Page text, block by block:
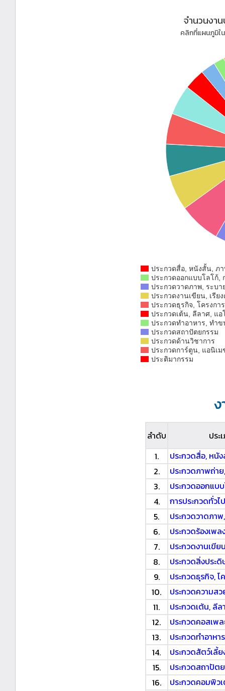
จำนวนงา
คลิกที่แผนภูมิใ
ประกวดสื่อ, หนังสั้น, ภ
ประกวดออกแบบโลโก้,
ประกวดวาดภาพ, ระบา
ประกวดงานเขียน, เรีย
ประกวดธุรกิจ, โครงการ
ประกวดเต้น, ลีลาศ, แอ
ประกวดทำอาหาร, ทำ
ประกวดสถาปัตยกรรม
ประกวดด้านวิชาการ
ประกวดการ์ตูน, แอนิเ
ประติมากรรม